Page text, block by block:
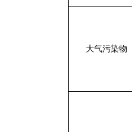
大气污染物